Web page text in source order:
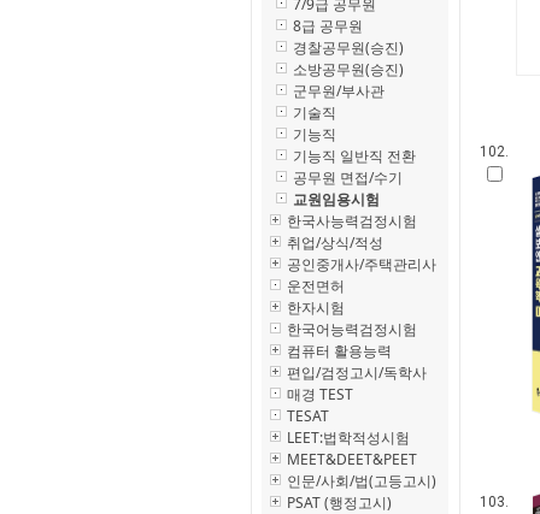
7/9급 공무원
8급 공무원
경찰공무원(승진)
소방공무원(승진)
군무원/부사관
기술직
기능직
기능직 일반직 전환
공무원 면접/수기
교원임용시험
한국사능력검정시험
취업/상식/적성
공인중개사/주택관리사
운전면허
한자시험
한국어능력검정시험
컴퓨터 활용능력
편입/검정고시/독학사
매경 TEST
TESAT
LEET:법학적성시험
MEET&DEET&PEET
인문/사회/법(고등고시)
PSAT (행정고시)
102.
103.